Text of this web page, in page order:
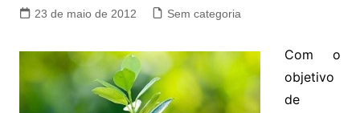
23 de maio de 2012 Sem categoria
Com o
objetivo
de